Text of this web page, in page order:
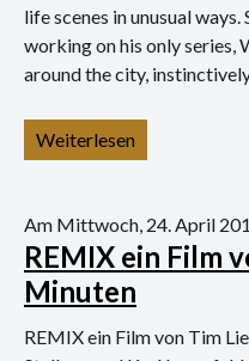
life scenes in unusual ways.
working on his only series,
around the city,
Weiterlesen
Am Mittwoch, 24. April
REMIX ein Film
Minuten
REMIX ein Film von Tim